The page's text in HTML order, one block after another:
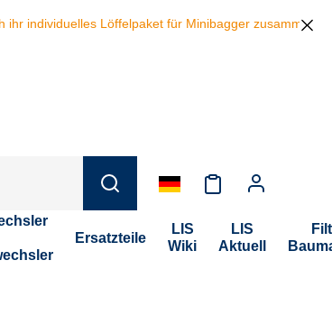
Löffelpaket für Minibagger zusammen und sparen
Ersatzteile
LIS
Wiki
LIS
Aktuell